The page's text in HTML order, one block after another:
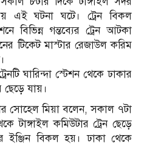
এই ঘটনা ঘ‌টে। ট্রেন বিকল
বি‌ভিন্ন গ‌ন্তব্যের ট্রেন আটকা
টি‌কেট মাস্টার রেজাউল ক‌রিম
ঘা‌রিন্দা স্টেশ‌ন থে‌কে ঢাকার
যায়।
সোহেল মিয়া বলেন, সকাল ৭টা
টাঙ্গাইল কমিউটার ট্রেন ছেড়ে
ইঞ্জিন বিকল হয়। ঢাকা থেকে